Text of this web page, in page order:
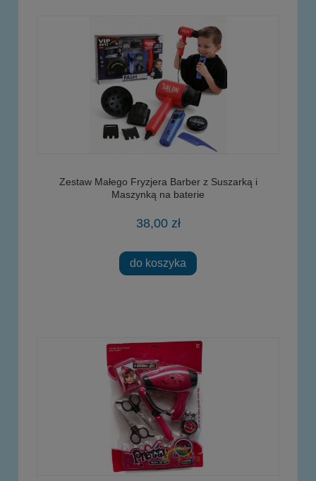
Zestaw Małego Fryzjera Barber z Suszarką i
Maszynką na baterie
38,00 zł
do koszyka